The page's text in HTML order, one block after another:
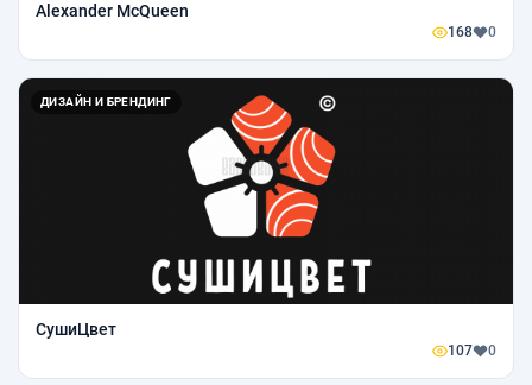
Alexander McQueen
168 0
ДИЗАЙН И БРЕНДИНГ
СушиЦвет
107 0